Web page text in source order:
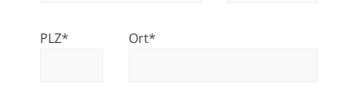
PLZ* Ort*